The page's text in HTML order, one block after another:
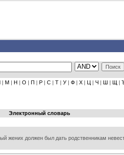
| М | Н | О | П | Р | С | Т | У | Ф | Х | Ц | Ч | Ш | Щ |
Электронный словарь
должен был дать родственникам